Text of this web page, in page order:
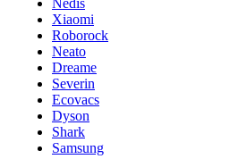
Nedis
Xiaomi
Roborock
Neato
Dreame
Severin
Ecovacs
Dyson
Shark
Samsung